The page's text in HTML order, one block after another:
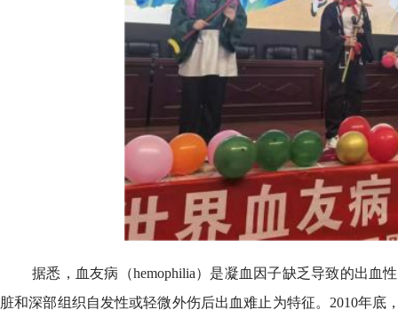
据悉，血友病（hemophilia）是凝血因子缺乏导致的出
脏和深部组织自发性或轻微外伤后出血难止为特征。2010年